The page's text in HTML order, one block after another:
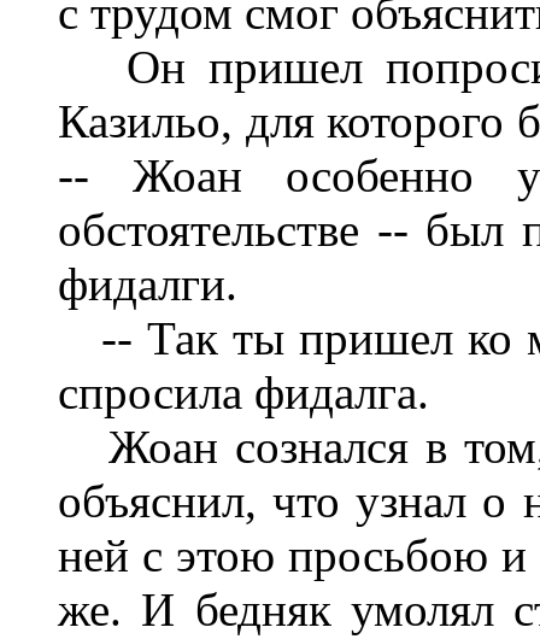
с трудом смог
Он пришел
Казильо, для которого
-- Жоан особенно
обстоятельстве --
фидалги.
-- Так ты пришел ко
спросила фидалга.
Жоан сознался в
объяснил, что узнал о
ней с этою просьбою и
же. И бедняк умолял